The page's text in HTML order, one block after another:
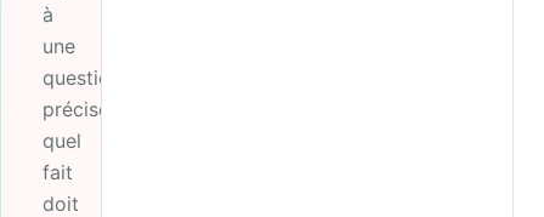
à
une
question
précise :
quel
fait
doit